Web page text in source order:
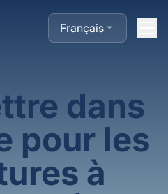
Français
dans
pour les
à